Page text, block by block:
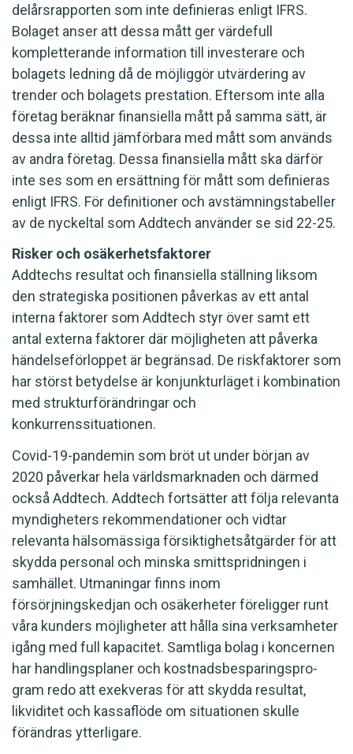
delårsrapporten som inte definieras enligt IFRS.
Bolaget anser att dessa mått ger värdefull
kompletterande information till investerare och
bolagets ledning då de möjliggör utvärdering av
trender och bolagets prestation. Eftersom inte alla
företag beräknar finansiella mått på samma sätt, är
dessa inte alltid jämförbara med mått som används
av andra företag. Dessa finansiella mått ska därför
inte ses som en ersättning för mått som definieras
enligt IFRS. För definitioner och avstämningstabeller
av de nyckeltal som Addtech använder se sid 22-25.
Risker och osäkerhetsfaktorer
Addtechs resultat och finansiella ställning liksom
den strategiska positionen påverkas av ett antal
interna faktorer som Addtech styr över samt ett
antal externa faktorer där möjligheten att påverka
händelseförloppet är begränsad. De riskfaktorer som
har störst betydelse är konjunkturläget i kombination
med strukturförändringar och
konkurrenssituationen.
Covid-19-pandemin som bröt ut under början av
2020 påverkar hela världs­marknaden och därmed
också Addtech. Addtech fortsätter att följa relevanta
myndigheters rekommendationer och vidtar
relevanta hälsomässiga försiktighetsåtgärder för att
skydda personal och minska smittspridningen i
samhället. Utmaningar finns inom
försörjningskedjan och osäkerhe­ter föreligger runt
våra kunders möjligheter att hålla sina verksamheter
igång med full kapacitet. Samtliga bolag i koncernen
har handlingsplaner och kostnadsbesparingspro­
gram redo att exekveras för att skydda resultat,
likviditet och kassaflöde om situationen skulle
förändras ytterligare.